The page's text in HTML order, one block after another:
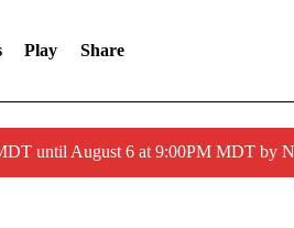
Play Share
until August 6 at 9:00PM MDT by